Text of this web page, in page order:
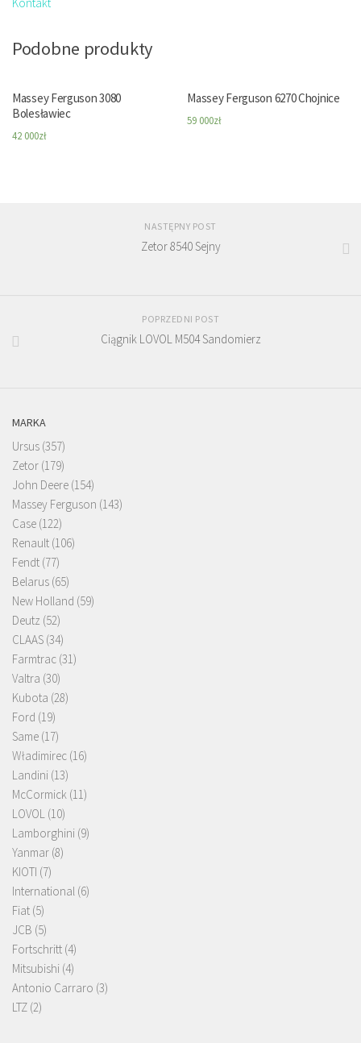
Podobne produkty
Massey Ferguson 3080
Bolesławiec
42 000zł
Massey Ferguson 6270 Chojnice
59 000zł
NASTĘPNY POST
Zetor 8540 Sejny
POPRZEDNI POST
Ciągnik LOVOL M504 Sandomierz
MARKA
Ursus (357)
Zetor (179)
John Deere (154)
Massey Ferguson (143)
Case (122)
Renault (106)
Fendt (77)
Belarus (65)
New Holland (59)
Deutz (52)
CLAAS (34)
Farmtrac (31)
Valtra (30)
Kubota (28)
Ford (19)
Same (17)
Władimirec (16)
Landini (13)
McCormick (11)
LOVOL (10)
Lamborghini (9)
Yanmar (8)
KIOTI (7)
International (6)
Fiat (5)
JCB (5)
Fortschritt (4)
Mitsubishi (4)
Antonio Carraro (3)
LTZ (2)